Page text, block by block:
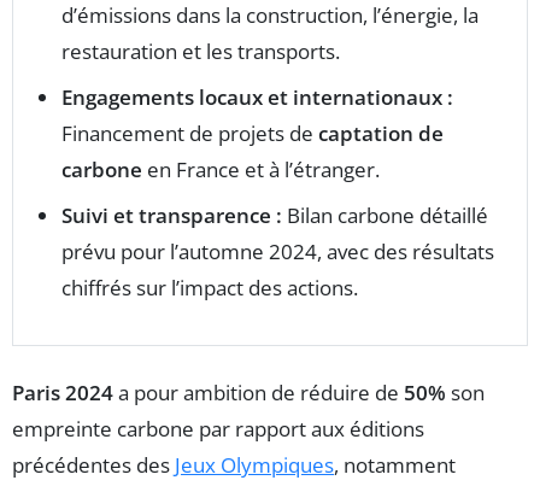
d’émissions dans la construction, l’énergie, la
restauration et les transports.
Engagements locaux et internationaux :
Financement de projets de captation de
carbone en France et à l’étranger.
Suivi et transparence : Bilan carbone détaillé
prévu pour l’automne 2024, avec des résultats
chiffrés sur l’impact des actions.
Paris 2024a pour ambition de réduire de 50% son
empreinte carbone par rapport aux éditions
précédentes des Jeux Olympiques, notamment